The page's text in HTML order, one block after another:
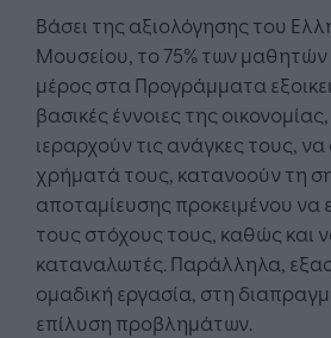
Βάσει της αξιολόγησης του
Μουσείου, το 75% των
μέρος στα Προγράμματα
βασικές έννοιες της
ιεραρχούν τις ανάγκες τους, να
χρήματά τους, κατανοούν τη
αποταμίευσης προκειμένου να
τους στόχους τους, καθώς και
καταναλωτές. Παράλληλα,
ομαδική εργασία, στη
επίλυση προβλημάτων.